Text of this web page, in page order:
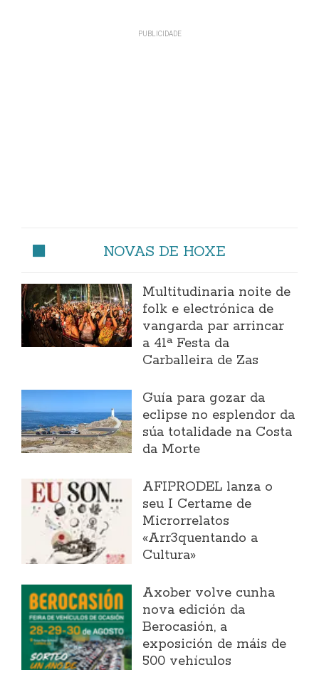
NOVAS DE HOXE
Multitudinaria noite de
folk e electrónica de
vangarda par arrincar
a 41ª Festa da
Carballeira de Zas
Guía para gozar da
eclipse no esplendor da
súa totalidade na Costa
da Morte
AFIPRODEL lanza o
seu I Certame de
Microrrelatos
«Arr3quentando a
Cultura»
Axober volve cunha
nova edición da
Berocasión, a
exposición de máis de
500 vehículos